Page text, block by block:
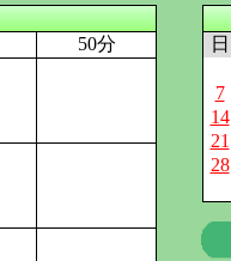
50分
日
7
14
21
28